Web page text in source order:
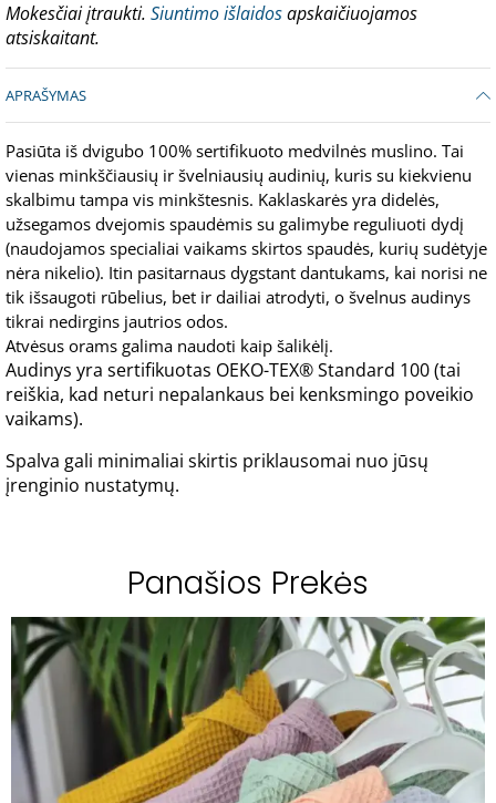
Mokesčiai įtraukti. Siuntimo išlaidosapskaičiuojamos
atsiskaitant.
APRAŠYMAS
Pasiūta iš dvigubo 100% sertifikuoto medvilnės muslino. Tai
vienas minkščiausių ir švelniausių audinių, kuris su kiekvienu
skalbimu tampa vis minkštesnis. Kaklaskarės yra didelės,
užsegamos dvejomis spaudėmis su galimybe reguliuoti dydį
(naudojamos specialiai vaikams skirtos spaudės, kurių sudėtyje
nėra nikelio). Itin pasitarnaus dygstant dantukams, kai norisi ne
tik išsaugoti rūbelius, bet ir dailiai atrodyti, o švelnus audinys
tikrai nedirgins jautrios odos.
Atvėsus orams galima naudoti kaip šalikėlį.
Audinys yra sertifikuotas OEKO-TEX® Standard 100 (tai
reiškia, kad neturi nepalankaus bei kenksmingo poveikio
vaikams).
Spalva gali minimaliai skirtis priklausomai nuo jūsų
įrenginio nustatymų.
Panašios Prekės